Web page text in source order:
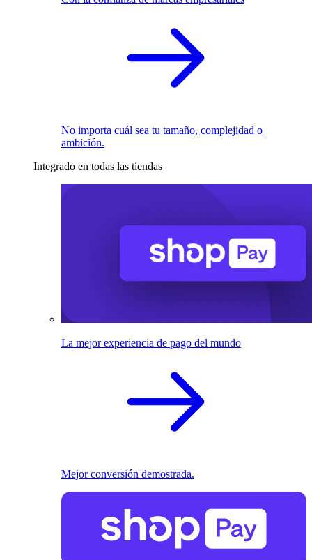
No importa cuál sea tu tamaño, complejidad o
ambición.
Integrado en todas las tiendas
La mejor experiencia de pago del mundo
Mejor conversión demostrada.